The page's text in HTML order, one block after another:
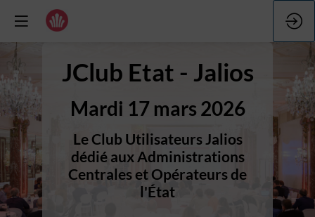
JClub Etat - Jalios
Mardi 17 mars 2026
Le Club Utilisateurs Jalios
dédié aux Administrations
Centrales et Opérateurs de